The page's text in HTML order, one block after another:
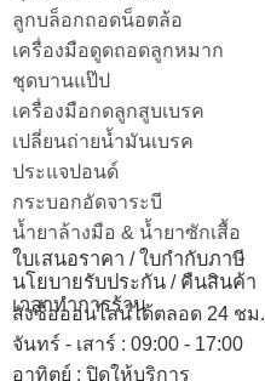
ลูกบล็อกถอดน็อตล้อ
เครื่องมือดูดถอดลูกหมาก
ชุดบานแป๊ป
เครื่องมือกดลูกสูบเบรค
เปลี่ยนถ่ายน้ำมันเบรค
ประแจปอนด์
กระบอกอัดจาระบี
น้ำยาล้างมือ & น้ำยาซักเสื้อ
ใบเสนอราคา / ใบกำกับภาษี
นโยบายรับประกัน / คืนสินค้า
เวลาทำการร้าน
สั่งซื้อออนไลน์ได้ตลอด 24 ชม.
จันทร์ - เสาร์ : 09:00 - 17:00
อาทิตย์ : ปิดให้บริการ